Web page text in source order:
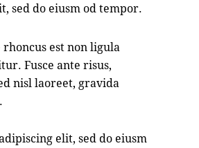
sed do eiusm od tempor.
rhoncus est non ligula
Fusce ante risus,
nisl laoreet, gravida
elit, sed do eiusm